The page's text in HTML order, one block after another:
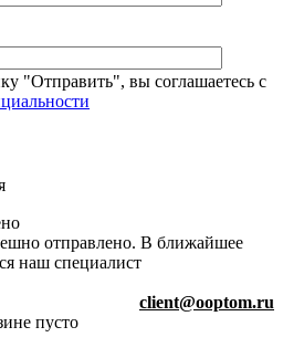
"Отправить", вы соглашаетесь с
отправлено. В ближайшее
наш специалист
client@ooptom.ru
пусто